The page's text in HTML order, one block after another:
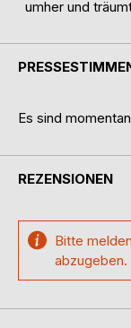
umher und
Es sind
REZENSIONEN
Bitte
abzugeben.